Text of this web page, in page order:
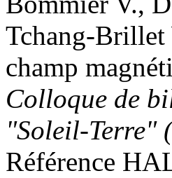
Tchang-Brillet
champ
Colloque de
"Soleil-Terre"
Référence